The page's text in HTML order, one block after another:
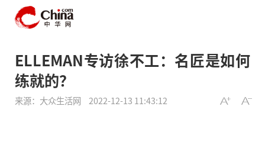
ELLEMAN专访徐不工：名匠是如何
练就的？
来源：大众生活网 2022-12-13 11:43:12